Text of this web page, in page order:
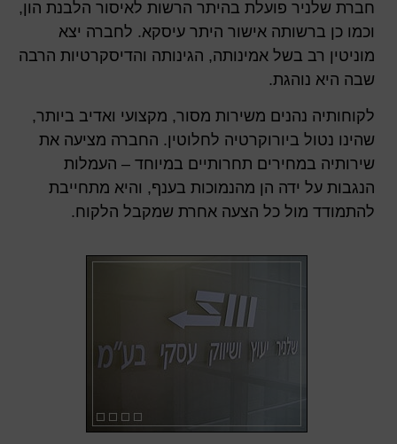
חברת שלניר פועלת בהיתר הרשות לאיסור הלבנת הון,
וכמו כן ברשותה אישור היתר עיסקא. לחברה יצא
מוניטין רב בשל אמינותה, הגינותה והדיסקרטיות הרבה
שבה היא נוהגת.
לקוחותיה נהנים משירות מסור, מקצועי ואדיב ביותר,
שהינו נטול ביורוקרטיה לחלוטין. החברה מציעה את
שירותיה במחירים תחרותיים במיוחד – העמלות
הנגבות על ידה הן מהנמוכות בענף, והיא מתחייבת
להתמודד מול כל הצעה אחרת שמקבל הלקוח.